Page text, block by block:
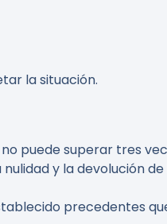
la situación.
puede superar tres
y la devolución de
precedentes